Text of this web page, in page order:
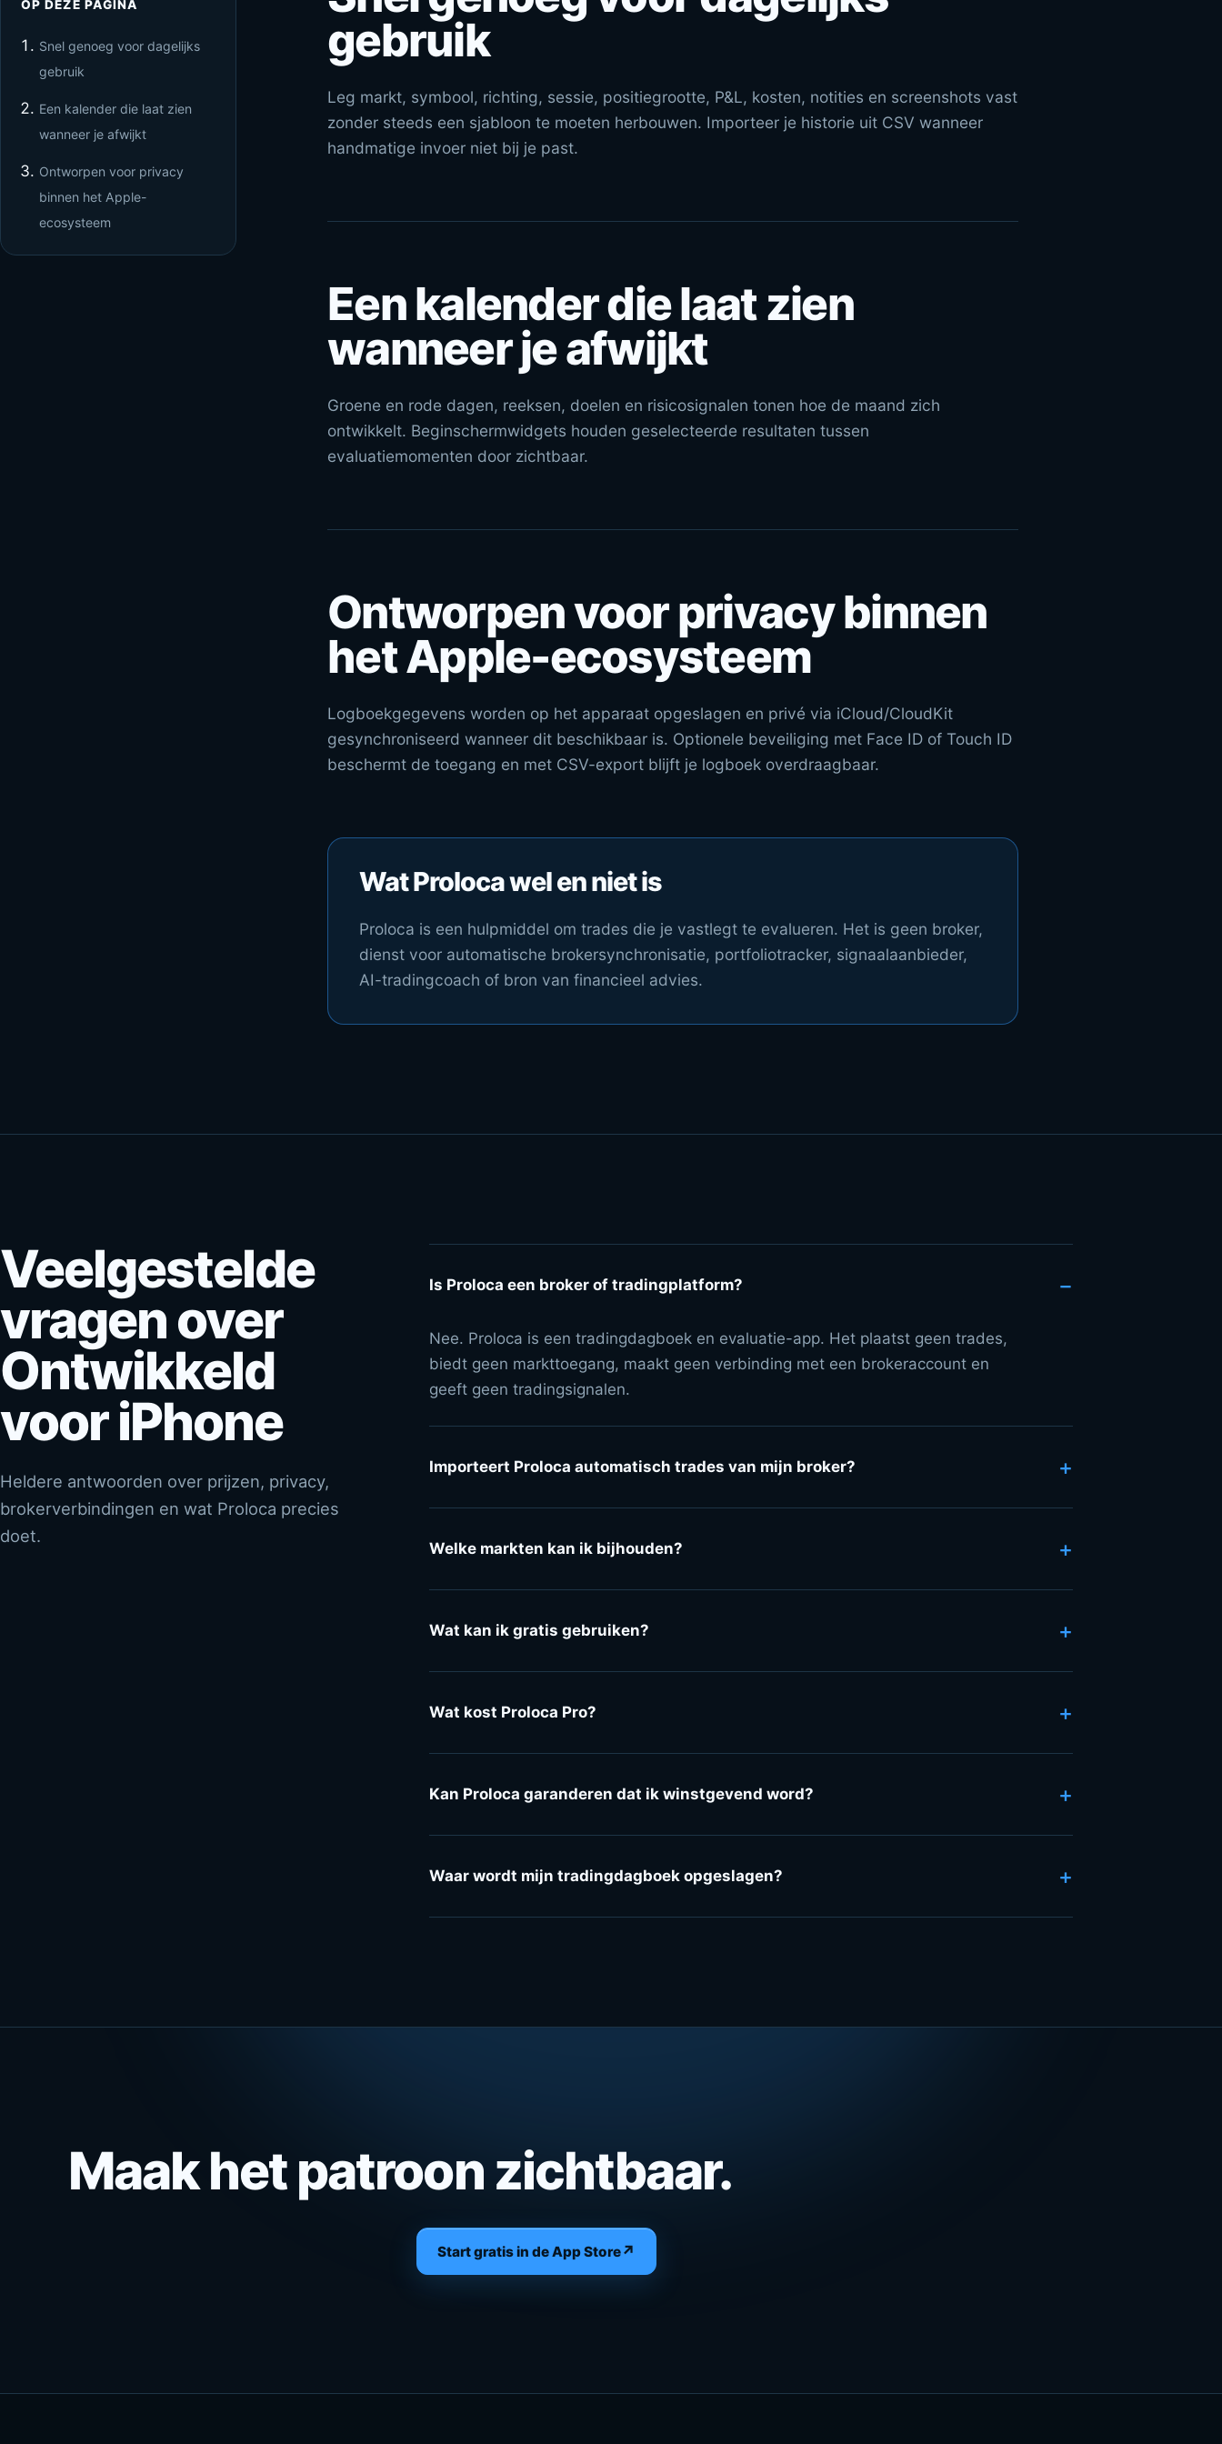
OP DEZE PAGINA
Snel genoeg voor dagelijks
gebruik
Een kalender die laat zien
wanneer je afwijkt
Ontworpen voor privacy
binnen het Apple-
ecosysteem
gebruik
Leg markt, symbool, richting, sessie, positiegrootte, P&L, kosten, notities en screenshots vast
zonder steeds een sjabloon te moeten herbouwen. Importeer je historie uit CSV wanneer
handmatige invoer niet bij je past.
Een kalender die laat zien
wanneer je afwijkt
Groene en rode dagen, reeksen, doelen en risicosignalen tonen hoe de maand zich
ontwikkelt. Beginschermwidgets houden geselecteerde resultaten tussen
evaluatiemomenten door zichtbaar.
Ontworpen voor privacy binnen
het Apple-ecosysteem
Logboekgegevens worden op het apparaat opgeslagen en privé via iCloud/CloudKit
gesynchroniseerd wanneer dit beschikbaar is. Optionele beveiliging met Face ID of Touch ID
beschermt de toegang en met CSV-export blijft je logboek overdraagbaar.
Wat Proloca wel en niet is
Proloca is een hulpmiddel om trades die je vastlegt te evalueren. Het is geen broker,
dienst voor automatische brokersynchronisatie, portfoliotracker, signaalaanbieder,
AI-tradingcoach of bron van financieel advies.
Veelgestelde
vragen over
Ontwikkeld
voor iPhone
Heldere antwoorden over prijzen, privacy,
brokerverbindingen en wat Proloca precies
doet.
Is Proloca een broker of tradingplatform? −
Nee. Proloca is een tradingdagboek en evaluatie-app. Het plaatst geen trades,
biedt geen markttoegang, maakt geen verbinding met een brokeraccount en
geeft geen tradingsignalen.
Importeert Proloca automatisch trades van mijn broker? +
Welke markten kan ik bijhouden? +
Wat kan ik gratis gebruiken? +
Wat kost Proloca Pro? +
Kan Proloca garanderen dat ik winstgevend word? +
Waar wordt mijn tradingdagboek opgeslagen? +
Maak het patroon zichtbaar.
Start gratis in de App Store↗